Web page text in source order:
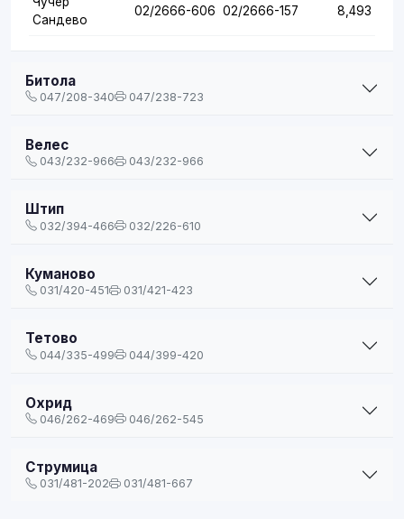
Сандево
02/2666-606 02/2666-157 8,493
Битола
047/208-340 047/238-723
Велес
043/232-966 043/232-966
Штип
032/394-466 032/226-610
Куманово
031/420-451 031/421-423
Тетово
044/335-499 044/399-420
Охрид
046/262-469 046/262-545
Струмица
031/481-202 031/481-667